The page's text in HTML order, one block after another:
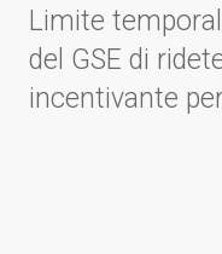
Limite
del GSE di
incentivante